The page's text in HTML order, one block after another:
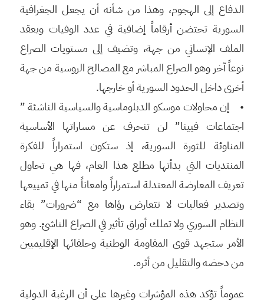
الدفاع إلى الهجوم، وهذا من شأنه أن يجعل الجغرافية
السورية تحتضن أرقاماً إضافية في عدد الوفيات ويعقد
الملف الإنساني من جهة، وتضيف إلى مستويات الصراع
نوعاً آخر وهو الصراع المباشر مع المصالح الروسية من جهة
أخرى داخل الحدود السورية أو خارجها.
• إن محاولات موسكو الدبلوماسية والسياسية الناشئة ”
اجتماعات فيينا” لن تنحرف عن مساراتها الأساسية
المناوئة للثورة السورية، إذ ستكون استمراراً للفكرة
المنتديات التي بدأتها مطلع هذا العام، فها هي تحاول
تعريف المعارضة المعتدلة استمراراً وامعاناً منها في تمييعها
وتصدير فعاليات لا تتعارض رؤاها مع “ضرورات” بقاء
النظام السوري ولا تملك أوراق تأثير في الصراع الناشئ. وهو
الأمر ستجهد قوى المقاومة الوطنية وحلفائها الإقليميين
من دحضه والتقليل من أثره.
عموماً تؤكد هذه المؤشرات وغيرها على أن الرغبة الدولية